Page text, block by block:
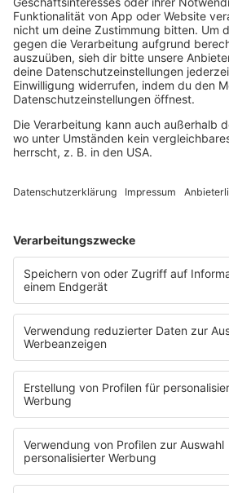
Mitsingen
Top 100 Deutschrap
Top 100 Dance
Top 100 Party
Sommer
Unplugged
TikTok Hittracks
Uptempo Banger
Programm
Aktuelles
Zum Nachhören
Nachrichten
Wetter
Blitzer & Verkehr
Programmübersicht
Team
Podcasts
Access All Areas
delta Backstage
Jahrhundertgeschichten